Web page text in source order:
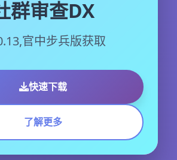
群审查DX
官中步兵版获取
快速下载
了解更多